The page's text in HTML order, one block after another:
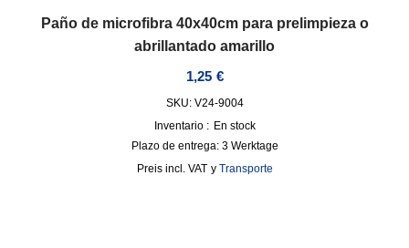
Paño de microfibra 40x40cm para prelimpieza o
abrillantado amarillo
1,25 €
SKU: V24-9004
Inventario : En stock
Plazo de entrega: 3 Werktage
incl. VAT y Transporte